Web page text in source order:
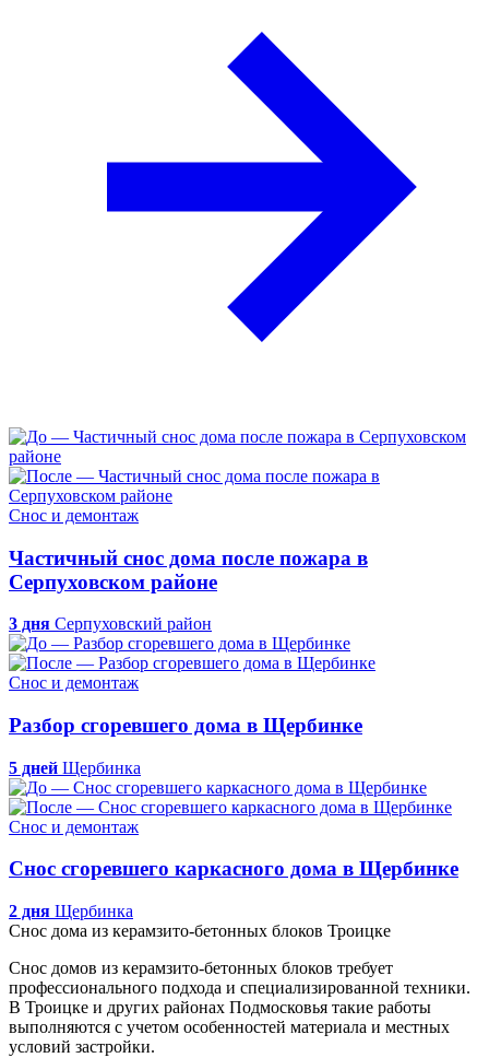
Снос и демонтаж
Частичный снос дома после пожара в
Серпуховском районе
3 дня Серпуховский район
Снос и демонтаж
Разбор сгоревшего дома в Щербинке
5 дней Щербинка
Снос и демонтаж
Снос сгоревшего каркасного дома в Щербинке
2 дня Щербинка
Снос дома из керамзито-бетонных блоков Троицке
Снос домов из керамзито-бетонных блоков требует
профессионального подхода и специализированной техники.
В Троицке и других районах Подмосковья такие работы
выполняются с учетом особенностей материала и местных
условий застройки.